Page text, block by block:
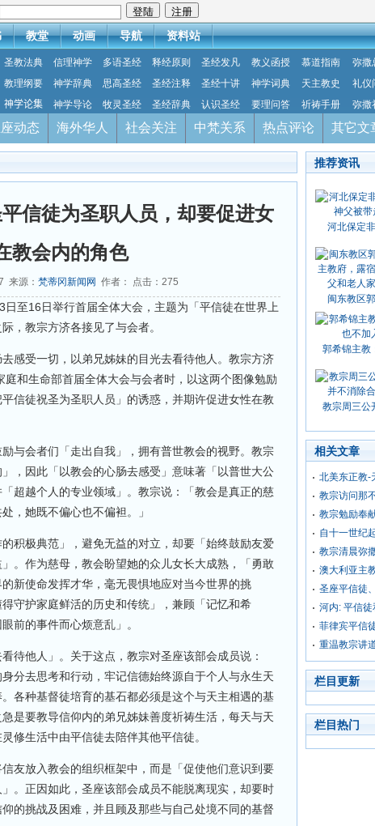
教堂 动画 导航 资料站
圣教法典 信理神学 多语圣经 释经原则 圣经发凡 教义函授 慕道指南 弥撒
教理纲要 神学辞典 思高圣经 圣经注释 圣经十讲 神学词典 天主教史 礼仪
神学论集 神学导论 牧灵圣经 圣经辞典 认识圣经 要理问答 祈祷手册 弥撒
动态 海外华人 社会关注 中梵关系 热点评论 其它文
信徒为圣职人员，却要促进女
教会内的角色
来源： 梵蒂冈新闻网 作者： 点击： 275
至16日举行首届全体大会，主题为「平信徒在世界上
，教宗方济各接见了与会者。
感受一切，以弟兄姊妹的目光去看待他人。教宗方济
和生命部首届全体大会与会者时，以这两个图像勉励
信徒祝圣为圣职人员」的诱惑，并期许促进女性在教
与会者们「走出自我」，拥有普世教会的视野。教宗
，因此「以教会的心肠去感受」意味著「以普世大公
超越个人的专业领域」。教宗说：「教会是真正的慈
，她既不偏心也不偏袒。」
积极典范」，避免无益的对立，却要「始终鼓励友爱
。作为慈母，教会盼望她的众儿女长大成熟，「勇敢
新使命发挥才华，毫无畏惧地应对当今世界的挑
守护家庭鲜活的历史和传统」，兼顾「记忆和希
前的事件而心烦意乱」。
待他人」。关于这点，教宗对圣座该部会成员说：
分去思考和行动，牢记信德始终源自于个人与永生天
各种基督徒培育的基石都必须是这个与天主相遇的基
是要教导信仰内的弟兄姊妹善度祈祷生活，每天与天
修生活中由平信徒去陪伴其他平信徒。
友放入教会的组织框架中，而是「促使他们意识到要
。正因如此，圣座该部会成员不能脱离现实，却要时
的挑战及困难，并且顾及那些与自己处境不同的基督
推荐资讯
河北保定
闽东教区
郭希锦主教
教宗周三公
相关文章
北美东正教-
教宗访问那
教宗勉励奉
自十一世纪
教宗清晨弥
澳大利亚主
圣座平信徒
河内: 平信
菲律宾平信
重温教宗讲
栏目更新
栏目热门